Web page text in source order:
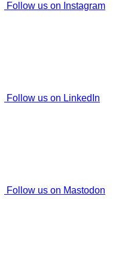
Follow us on Instagram
Follow us on LinkedIn
Follow us on Mastodon